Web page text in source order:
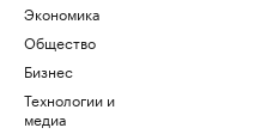
Экономика
Общество
Бизнес
Технологии и
медиа